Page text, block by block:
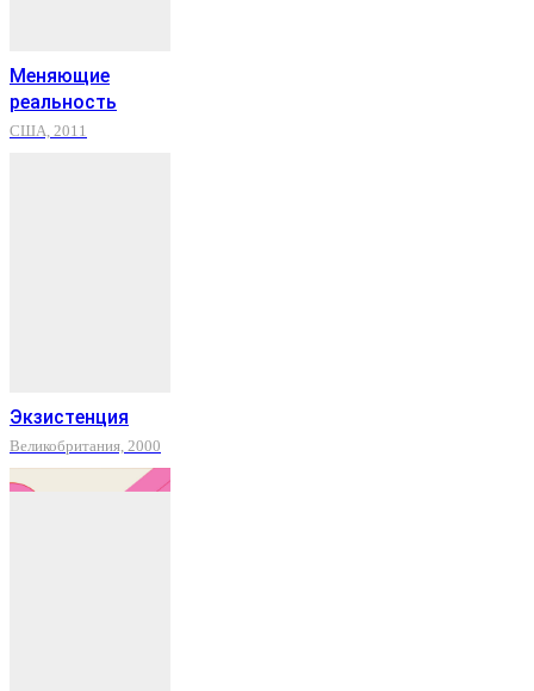
Меняющие
реальность
США, 2011
Экзистенция
Великобритания, 2000